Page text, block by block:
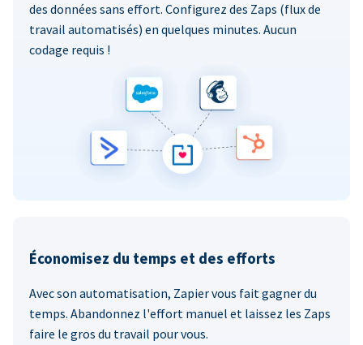
des données sans effort. Configurez des Zaps (flux de
travail automatisés) en quelques minutes. Aucun
codage requis !
Économisez du temps et des efforts
Avec son automatisation, Zapier vous fait gagner du
temps. Abandonnez l'effort manuel et laissez les Zaps
faire le gros du travail pour vous.